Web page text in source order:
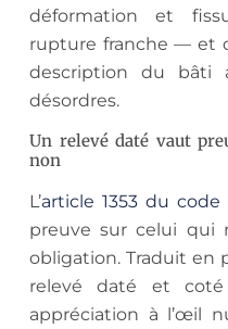
déformation et
rupture franche — et
description du bâti
désordres.
Un relevé daté vaut
non
L’article 1353 du code
preuve sur celui qui
obligation. Traduit en
relevé daté et
appréciation à l’œil